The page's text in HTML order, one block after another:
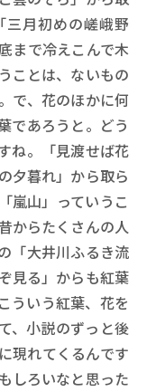
三月初めの嵯峨野
まで冷えこんで木
ことは、ないもの
で、花のほかに何
であろうと。どう
ね。「見渡せば花
夕暮れ」から取ら
嵐山」っていうこ
からたくさんの人
「大井川ふるき流
見る」からも紅葉
ういう紅葉、花を
、小説のずっと後
現れてくるんです
しろいなと思った